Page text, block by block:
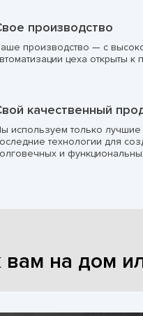
производство
производство — с
цеха открыты
качественный
используем только лучшие
технологии для
и
вам на дом